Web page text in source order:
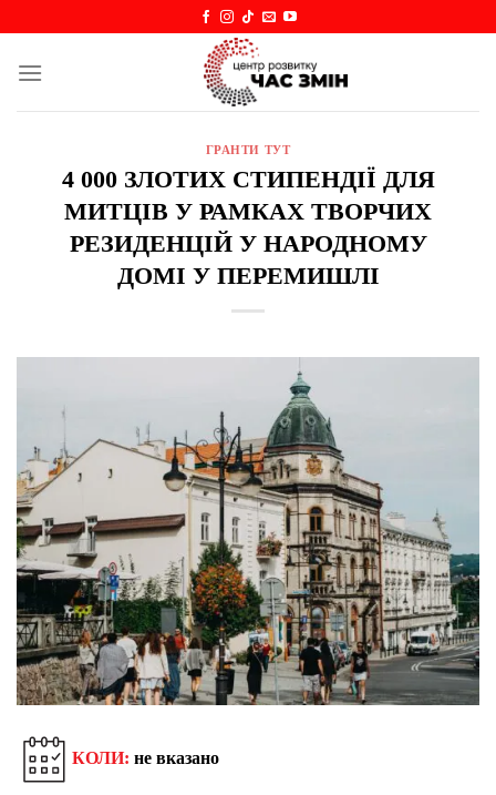
content
ГРАНТИ ТУТ
4 000 ЗЛОТИХ СТИПЕНДІЇ ДЛЯ
МИТЦІВ У РАМКАХ ТВОРЧИХ
РЕЗИДЕНЦІЙ У НАРОДНОМУ
ДОМІ У ПЕРЕМИШЛІ
КОЛИ: не вказано